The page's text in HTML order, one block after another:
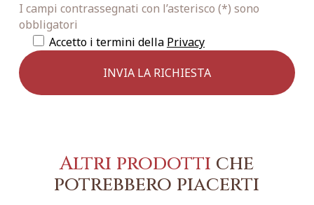
I campi contrassegnati con l’asterisco (*) sono
obbligatori
Accetto i termini della Privacy
Altri prodotti che
potrebbero piacerti